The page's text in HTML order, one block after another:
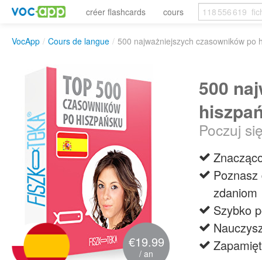
créer flashcards cours
VocApp / Cours de langue / 500 najważniejszych czasowników po
€19.99
/ an
500
Poczuj
Poznasz
zdaniom
Szybko